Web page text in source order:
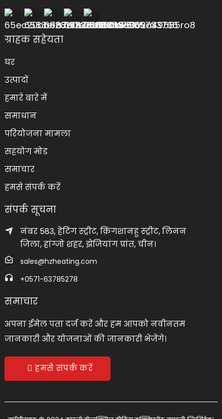
ग्राहक सहेयता
घर
उत्पादों
हमारे बारे में
समाधान
परियोजना मामला
सहयोग मोड
समाचार
हमसे संपर्क करें
संपर्क सूचना
नंबर 583, हेटिंग स्ट्रीट, क़िंगशानहु स्ट्रीट, लिनन
जिला, हांग्जो शहर, झेजियांग प्रांत, चीन।
sales@hzheating.com
+0571-63785278
समाचार
अपना ईमेल पता दर्ज करें और हम आपको नवीनतम
जानकारी और योजनाओं की जानकारी भेजेंगे।
हमसे संपर्क करें